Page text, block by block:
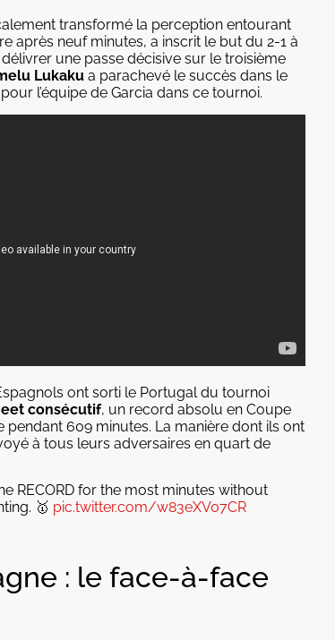
transformé la perception entourant
après neuf minutes, a inscrit le but du 2-1 à
une passe décisive sur le troisième
Lukaku a parachevé le succès dans le
l’équipe de Garcia dans ce tournoi.
ont sorti le Portugal du tournoi
consécutif, un record absolu en Coupe
pendant 609 minutes. La manière dont ils ont
à tous leurs adversaires en quart de
RECORD for the most minutes without
🥇 pic.twitter.com/w83eXV07CR
: le face-à-face